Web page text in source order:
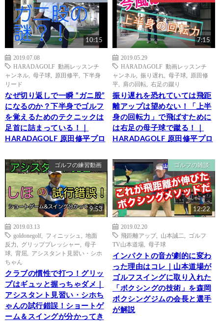
10:15
2019.07.08
HARADAGOLF 動画レッスンチ
ャンネル
母子球 原田修平
下半身
リード
なぜ切り返しで一瞬 “ガニ股”
になるのか？下半身でゴルフ
を覚えるためのテクニックは
足首に詰まっている！｜
HARADAGOLF 原田修平プロ
7:15
2019.05.29
HARADAGOLF 動画レッスンチ
ャンネル
振り遅れ 母子球
原田修
平
肩の回転 右足の蹴り
振り遅れを恐れていては飛距
離アップは望めない！「上半
身の回転力」で飛ばすために
は右足の母子球で蹴る！｜
HARADAGOLF 原田修平プロ
ゴルフの練習動画
9:53
2019.03.13
goldonegolf
フィニッシュ
地面
反力
グリッププレッシャー
母子
球
背屈
アシスタント見習い・シホ
ちゃん
クラブの慣性で打つ！グリッ
プはギュッと握っちゃダメ｜
アシスタント見習い・シホち
ゃんの試行錯誤！ショートゲ
ーム＆スイングが分かってき
ゴルフの雑談
12:22
2019.02.20
飛距離アップ, 山本誠二
ゴルフ
TV山本道場
母子球
インパクトの音が劇的に変わ
った理由はコレ｜山本道場が
ゴルフスイングに取り入れた
「ボクシングの技術」を森岡
ボクシングジムの会長と選手
が解説